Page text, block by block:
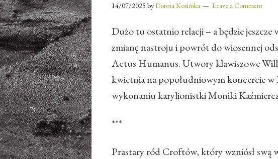
14/07/2025 byDorota Kozińska Leave a Comment
Dużo tu ostatnio relacji – a będzie
zmianę nastroju i powrót do wiosennej
Actus Humanus. Utwory klawiszowe
kwietnia na popołudniowym koncercie
wykonaniu karylionistki Moniki
***
Prastary ród Croftów, który wzniósł swą